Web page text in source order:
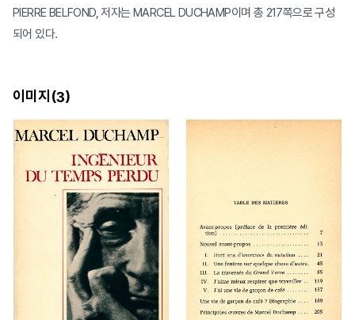
PIERRE BELFOND, 저자는 MARCEL DUCHAMP이며 총 217쪽으로 구성
되어 있다.
이미지(3)